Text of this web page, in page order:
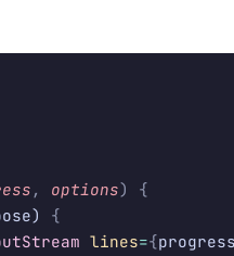
, options)
{
{
lines={